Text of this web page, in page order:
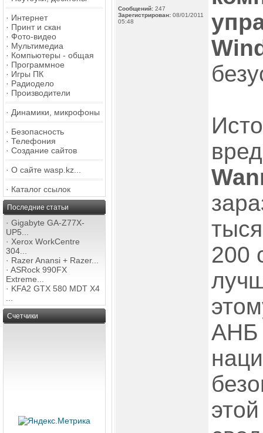
· Интернет
· Принт и скан
· Фото-видео
· Мультимедиа
· Компьютеры - общая
· Программное
· Игры ПК
· Радиодело
· Производители
· Динамики, микрофоны
· Безопасность
· Телефония
· Создание сайтов
· О сайте wasp.kz...
· Каталог ссылок
Последние статьи
· Gigabyte GA-Z77X-
UP5...
· Xerox WorkCentre
304...
· Razer Anansi + Razer...
· ASRock 990FX
Extreme...
· KFA2 GTX 580 MDT X4
Счетчики
Сообщений: 247
Зарегистрирован: 08/01/2011
05:48
200
АНБ